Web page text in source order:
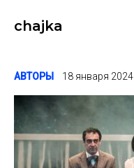
chajka
АВТОРЫ 18 января 2024